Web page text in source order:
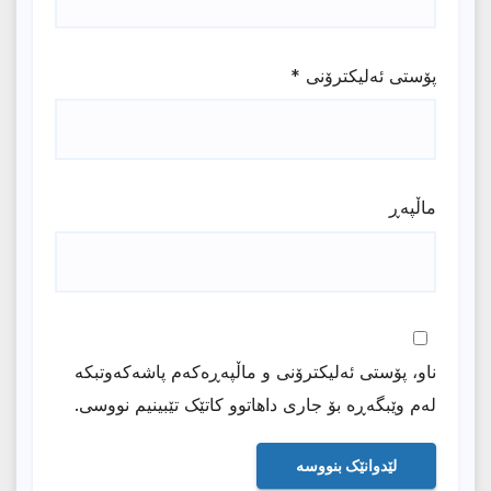
پۆستی ئەلیکترۆنی *
ماڵپه‌ڕ
ناو، پۆستی ئەلیکترۆنی و ماڵپەڕەکەم پاشەکەوتبکە
لەم وێبگەڕە بۆ جاری داهاتوو کاتێک تێبینیم نووسی.